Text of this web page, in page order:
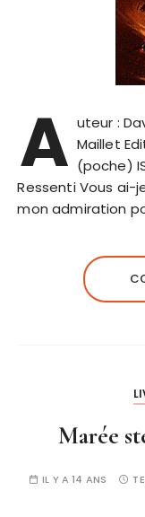
A uteur :
Maillet
(poche)
Ressenti Vous ai-
mon admiration
Marée
IL Y A 14 ANS